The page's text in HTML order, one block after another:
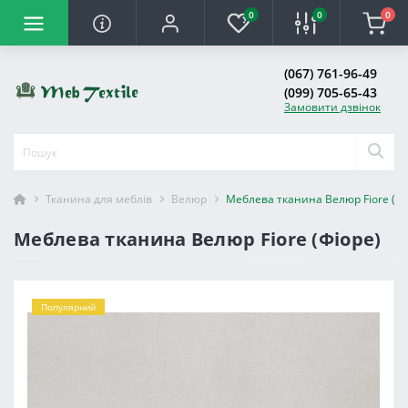
0 0 0
(067) 761-96-49
(099) 705-65-43
Замовити дзвінок
Тканина для меблів Велюр Меблева тканина Велюр Fiore
Меблева тканина Велюр Fiore (Фіоре)
Популярний